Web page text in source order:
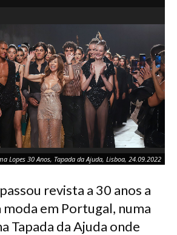
Lopes 30 Anos, Tapada da Ajuda, Lisboa, 24.09.2022
passou revista a 30 anos a
em Portugal, numa
Tapada da Ajuda onde